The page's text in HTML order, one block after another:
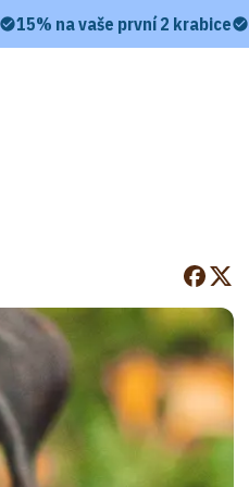
15% na vaše první 2 krabice